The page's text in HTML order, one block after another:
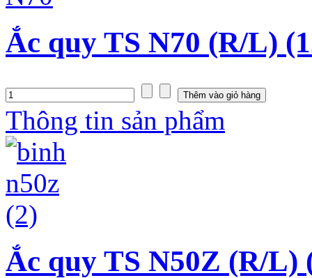
Ắc quy TS N70 (R/L)
Thông tin sản phẩm
Ắc quy TS N50Z (R/L)